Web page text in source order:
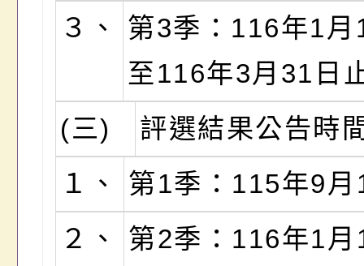
３、
第3季：116年1月
至116年3月31日
(三)
評選結果公告時
１、
第1季：115年9
２、
第2季：116年1